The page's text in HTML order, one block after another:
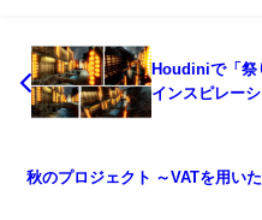
Houdiniで「祭
インスピレー
秋のプロジェクト ～VATを用い